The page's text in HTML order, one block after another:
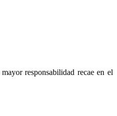
responsabilidad recae en el